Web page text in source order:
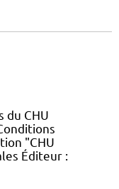
du CHU
"CHU
Éditeur :